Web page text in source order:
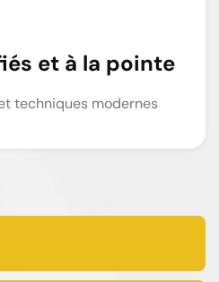
et à la pointe
techniques modernes